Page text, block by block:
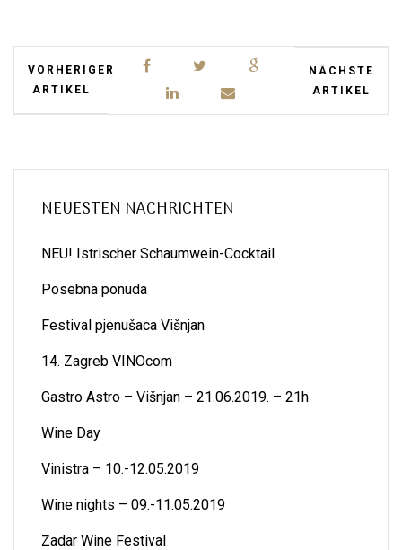
VORHERIGER
ARTIKEL
NÄCHSTE
ARTIKEL
NEUESTEN NACHRICHTEN
NEU! Istrischer Schaumwein-Cocktail
Posebna ponuda
Festival pjenušaca Višnjan
14. Zagreb VINOcom
Gastro Astro – Višnjan – 21.06.2019. – 21h
Wine Day
Vinistra – 10.-12.05.2019
Wine nights – 09.-11.05.2019
Zadar Wine Festival